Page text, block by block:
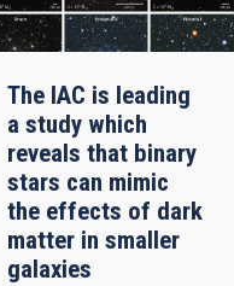
The IAC is leading
a study which
reveals that binary
stars can mimic
the effects of dark
matter in smaller
galaxies